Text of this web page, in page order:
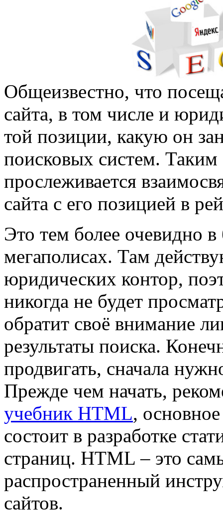
Общеизвестно, что
сайта, в том числе и
той позиции, какую он
поисковых систем. Таким
прослеживается
сайта с его позицией в
Это тем более очевидно
мегаполисах. Там
юридических контор,
никогда не будет
обратит своё внимание
результаты поиска.
продвигать, сначала
Прежде чем начать,
учебник HTML,
состоит в разработке
страниц. HTML – это
распространенный
сайтов.